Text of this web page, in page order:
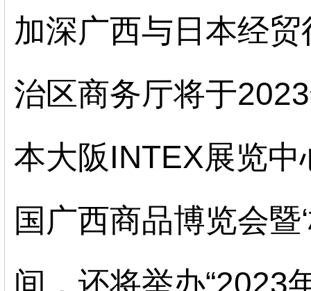
加深广西与日本经贸
治区商务厅将于
本大阪INTEX展览中
国广西商品博览会暨
间，还将举办“2023